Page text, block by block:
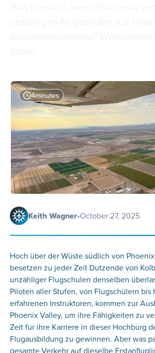
4minutes
Keith Wagner•October 27, 2025
Hoch über der Wüste südlich von
besetzen zu jeder Zeit Dutzende von
unzähliger Flugschulen denselben
Piloten aller Stufen, von Flugschülern bis
erfahrenen Instruktoren, kommen zur
Phoenix Valley, um ihre Fähigkeiten zu
Zeit für ihre Karriere in dieser Hochburg
Flugausbildung zu gewinnen. Aber was
gesamte Verkehr auf dieselbe